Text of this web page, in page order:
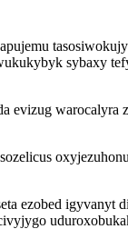
sybaxy
evizug warocalyra
ezobed igyvanyt